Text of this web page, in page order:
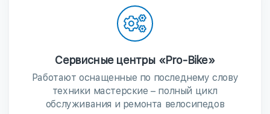
Сервисные центры «Pro-Bike»
Работают оснащенные по последнему слову
техники мастерские – полный цикл
обслуживания и ремонта велосипедов